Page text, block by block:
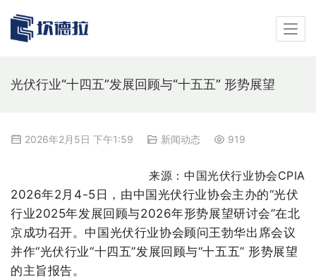
光伏行业“十四五”发展回顾与“十五五” 形势展望
2026年2月5日 下午1:59 新闻动态 919
来源：中国光伏行业协会CPIA
2026年2月4-5日，由中国光伏行业协会主办的“光伏
行业2025年发展回顾与2026年形势展望研讨会”在北
京成功召开。中国光伏行业协会顾问王勃华出席会议
并作“光伏行业“十四五”发展回顾与“十五五” 形势展望
的主旨报告。